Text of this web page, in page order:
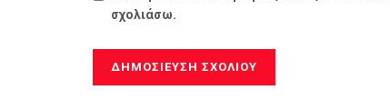
σχολιάσω.